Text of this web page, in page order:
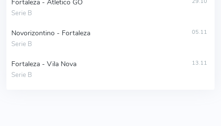
Fortaleza - Atletico GO
Serie B
Novorizontino - Fortaleza
Serie B
05.11
Fortaleza - Vila Nova
Serie B
13.11